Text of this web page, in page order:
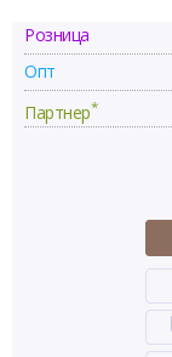
Розница
Опт
Партнер*